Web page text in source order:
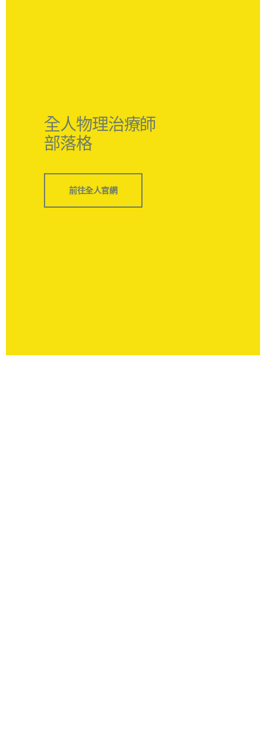
全人物理治療師
部落格
前往全人官網